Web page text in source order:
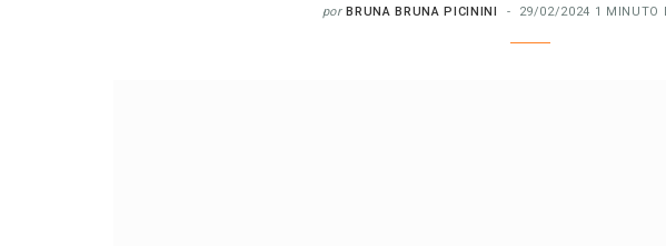
por BRUNA BRUNA PICININI 29/02/2024 1 MINUTO